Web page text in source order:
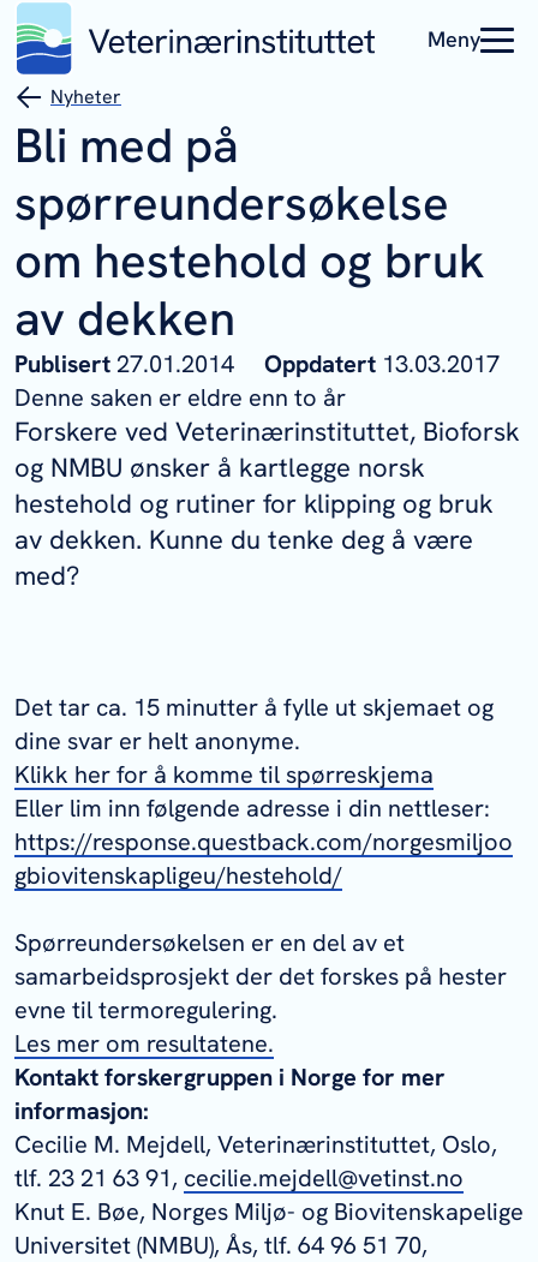
Meny
Nyheter
Bli med på
spørreundersøkelse
om hestehold og bruk
av dekken
Publisert 27.01.2014 Oppdatert 13.03.2017
Denne saken er eldre enn to år
Forskere ved Veterinærinstituttet, Bioforsk
og NMBU ønsker å kartlegge norsk
hestehold og rutiner for klipping og bruk
av dekken. Kunne du tenke deg å være
med?
Det tar ca. 15 minutter å fylle ut skjemaet og
dine svar er helt anonyme.
Klikk her for å komme til spørreskjema
Eller lim inn følgende adresse i din nettleser:
https://response.questback.com/norgesmiljoo
gbiovitenskapligeu/hestehold/
Spørreundersøkelsen er en del av et
samarbeidsprosjekt der det forskes på hester
evne til termoregulering.
Les mer om resultatene.
Kontakt forskergruppen i Norge for mer
informasjon:
Cecilie M. Mejdell, Veterinærinstituttet, Oslo,
tlf. 23 21 63 91, cecilie.mejdell@vetinst.no
Knut E. Bøe, Norges Miljø- og Biovitenskapelige
Universitet (NMBU), Ås, tlf. 64 96 51 70,